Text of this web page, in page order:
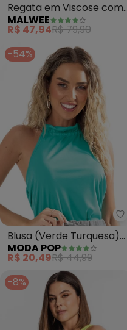
Regata em Viscose com
Franzido (Verde )
MALWEE
R$ 47,94R$ 79,90
-54%
Blusa (Verde Turquesa)
em Malha
MODA POP
R$ 20,49R$ 44,99
-8%